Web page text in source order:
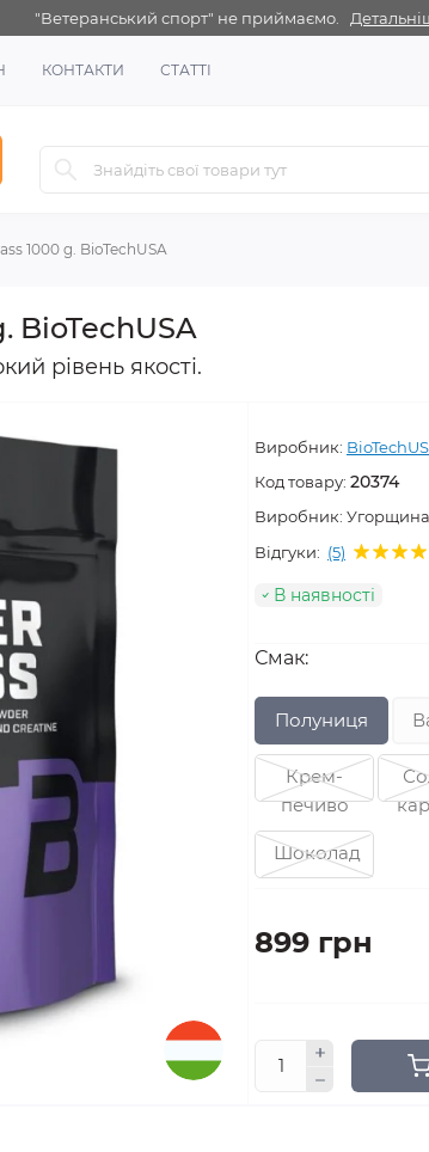
"Ветеранський спорт" не приймаємо.
КОНТАКТИ СТАТТІ
1000 g. BioTechUSA
BioTechUSA
рівень якості.
Виробник:
Код товару: 20374
Виробник: Угорщина
Відгуки: (5)
В наявності
Смак:
Полуниця
Крем-
печиво
Шоколад
899 грн